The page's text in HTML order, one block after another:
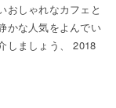
おしゃれなカフェと
かな人気をよんでい
しましょう、 2018